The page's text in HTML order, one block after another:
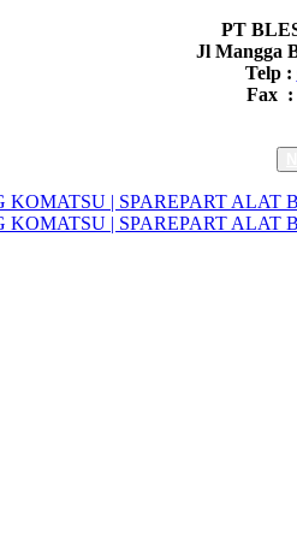
PT
Jl Mangga
Telp :
Fax :